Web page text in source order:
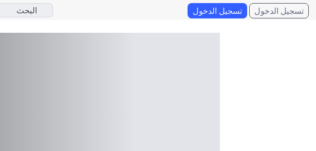
تسجيل الدخول تسجيل الدخول